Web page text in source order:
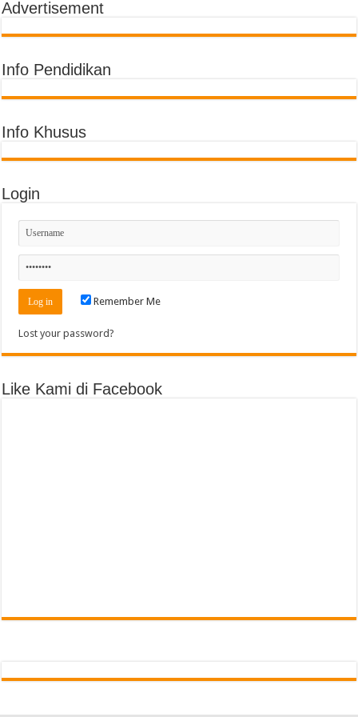
Advertisement
Info Pendidikan
Info Khusus
Login
Remember Me
Lost your password?
Like Kami di Facebook